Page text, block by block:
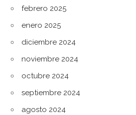
febrero 2025
enero 2025
diciembre 2024
noviembre 2024
octubre 2024
septiembre 2024
agosto 2024